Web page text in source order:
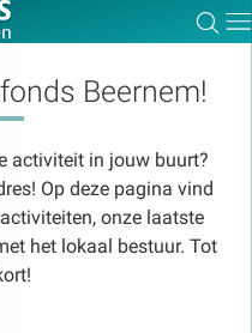
Beernem!
activiteit in jouw buurt?
Op deze pagina vind
onze laatste
het lokaal bestuur. Tot